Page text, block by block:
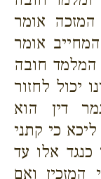
המזכה אומר
אומר
המלמד חובה
יכול לחזור
דין הוא
כי קתני
אלו עד
המזכין ואם